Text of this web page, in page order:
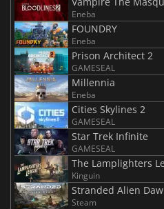
Eneba
FOUNDRY
Eneba
Prison Architect 2
GAMESEAL
Millennia
Eneba
Cities Skylines 2
GAMESEAL
Star Trek Infinite
GAMESEAL
The Lamplighters
Kinguin
Stranded Alien
Steam